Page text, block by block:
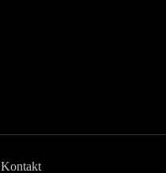
Kontakt